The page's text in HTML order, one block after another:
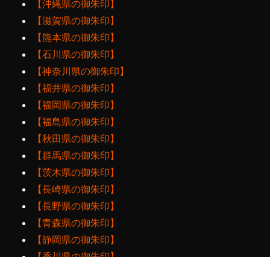
【沖縄県の御朱印】
【滋賀県の御朱印】
【熊本県の御朱印】
【石川県の御朱印】
【神奈川県の御朱印】
【福井県の御朱印】
【福岡県の御朱印】
【福島県の御朱印】
【秋田県の御朱印】
【群馬県の御朱印】
【茨木県の御朱印】
【長崎県の御朱印】
【長野県の御朱印】
【青森県の御朱印】
【静岡県の御朱印】